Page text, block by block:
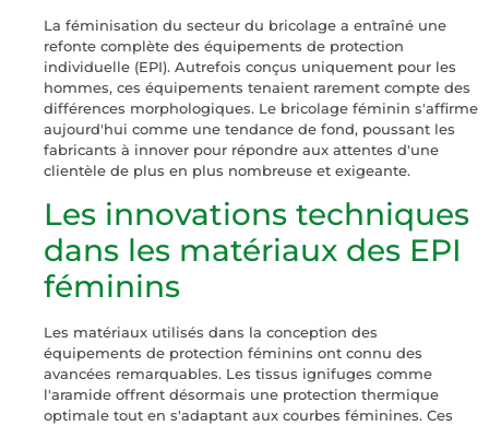
La féminisation du secteur du bricolage a entraîné une
refonte complète des équipements de protection
individuelle (EPI). Autrefois conçus uniquement pour les
hommes, ces équipements tenaient rarement compte des
différences morphologiques. Le bricolage féminin s'affirme
aujourd'hui comme une tendance de fond, poussant les
fabricants à innover pour répondre aux attentes d'une
clientèle de plus en plus nombreuse et exigeante.
Les innovations techniques
dans les matériaux des EPI
féminins
Les matériaux utilisés dans la conception des
équipements de protection féminins ont connu des
avancées remarquables. Les tissus ignifuges comme
l'aramide offrent désormais une protection thermique
optimale tout en s'adaptant aux courbes féminines. Ces